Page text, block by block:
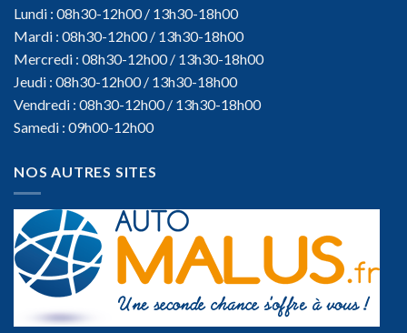
Lundi : 08h30-12h00 / 13h30-18h00
Mardi : 08h30-12h00 / 13h30-18h00
Mercredi : 08h30-12h00 / 13h30-18h00
Jeudi : 08h30-12h00 / 13h30-18h00
Vendredi : 08h30-12h00 / 13h30-18h00
Samedi : 09h00-12h00
NOS AUTRES SITES